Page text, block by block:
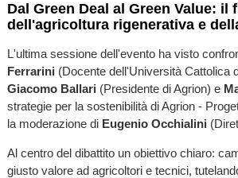
Dal Green Deal al Green Value: il
dell'agricoltura rigenerativa e
L'ultima sessione dell'evento ha visto
Ferrarini (Docente dell'Università Cattolica
Giacomo Ballari (Presidente di Agrion) e
strategie per la sostenibilità di Agrion -
la moderazione di Eugenio Occhialini
Al centro del dibattito un obiettivo chiaro:
giusto valore ad agricoltori e tecnici,